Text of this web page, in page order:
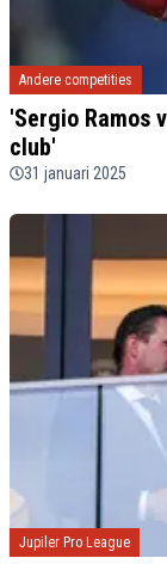
Andere competities
'Sergio Ramos
club'
31 januari 2025
Jupiler Pro League